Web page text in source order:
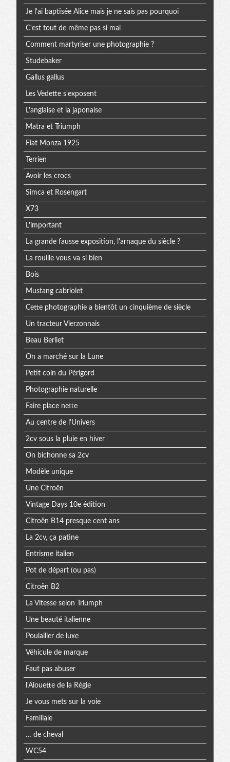
Je l'ai baptisée Alice mais je ne sais pas pourquoi
C'est tout de même pas si mal
Comment martyriser une photographie ?
Studebaker
Gallus gallus
Les Vedette s'exposent
L'anglaise et la japonaise
Matra et Triumph
Fiat Monza 1925
Terrien
Avoir les crocs
Simca et Rosengart
X73
L'important
La grande fausse exposition, l'arnaque du siècle ?
La rouille vous va si bien
Bois
Mustang cabriolet
Cette photographie a bientôt un cinquième de siècle
Un tracteur Vierzonnais
Beau Berliet
On a marché sur la Lune
Petit coin du Périgord
Photographie naturelle
Faire place nette
Au centre de l'Univers
2cv sous la pluie en hiver
On bichonne sa 2cv
Modèle unique
Une Citroën
Vintage Days 10e édition
Citroën B14 presque cent ans
La 2cv, ça patine
Entrisme italien
Pot de départ (ou pas)
Citroën B2
La Vitesse selon Triumph
Une beauté italienne
Poulailler de luxe
Véhicule de marque
Faut pas abuser
l'Alouette de la Régie
Je vous mets sur la voie
Familiale
… de cheval
WC54